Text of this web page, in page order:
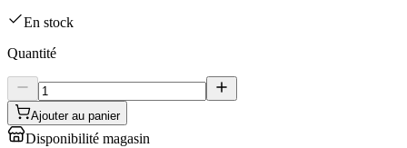
En stock
Quantité
Ajouter au panier
Disponibilité magasin